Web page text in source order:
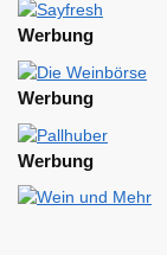
Werbung
Werbung
Werbung